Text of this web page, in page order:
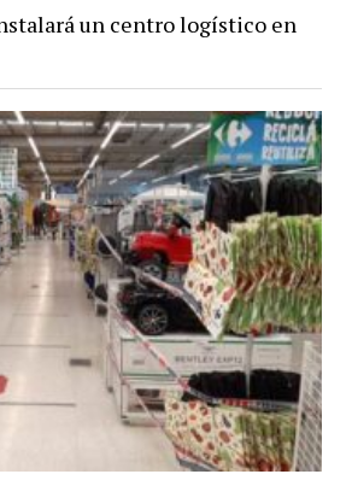
un centro logístico en